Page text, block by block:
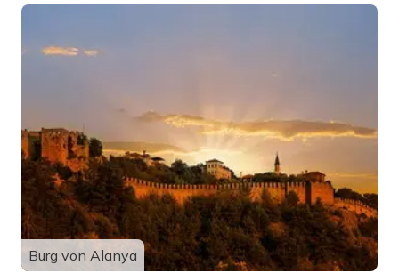
Burg von Alanya